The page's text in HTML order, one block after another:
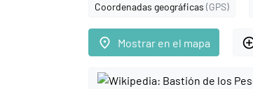
Coordenadas geográficas (GPS)
place Mostrar en el mapa